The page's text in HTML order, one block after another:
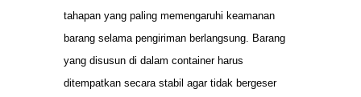
tahapan yang paling memengaruhi keamanan
barang selama pengiriman berlangsung. Barang
yang disusun di dalam container harus
ditempatkan secara stabil agar tidak bergeser